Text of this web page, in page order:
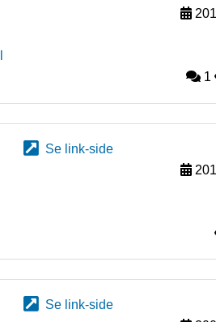
1
Se link-side
Se link-side